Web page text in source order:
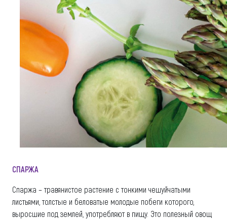
СПАРЖА
Спаржа – травянистое растение с тонкими чешуйчатыми
листьями, толстые и беловатые молодые побеги которого,
выросшие под землей, употребляют в пищу. Это полезный овощ